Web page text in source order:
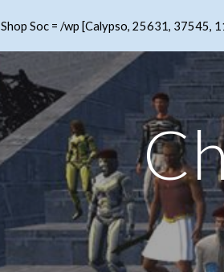
Skip to main content
Shop Soc = /wp [Calypso, 25631, 37545,